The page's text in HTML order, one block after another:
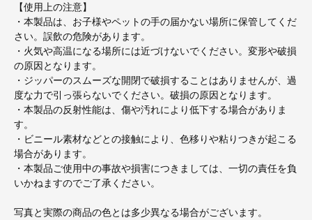
【使用上の注意】
・本製品は、お子様やペットの手の届かない場所に保管してくだ
さい。誤飲の危険があります。
・火気や高温になる場所には近づけないでください。変形や破損
の原因となります。
・ジッパーのスムーズな開閉で破損することはありませんが、過
度な力で引っ張らないでください。破損の原因となります。
・本製品の反射性能は、傷や汚れにより低下する場合がありま
す。
・ビニール素材などとの接触により、色移りや粘りつきが起こる
場合があります。
・本製品ご使用中の事故や損害につきましては、一切の責任を負
いかねますのでご了承ください。
写真と実際の商品の色とは多少異なる場合がございます。